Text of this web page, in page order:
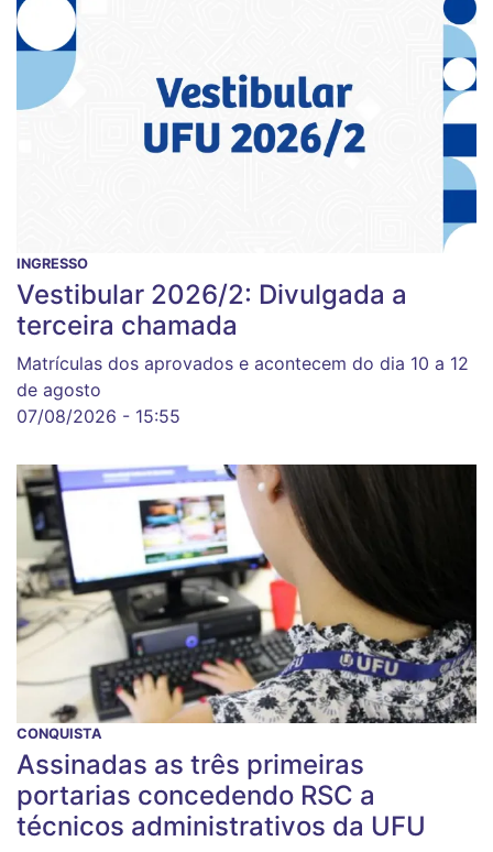
INGRESSO
Vestibular 2026/2: Divulgada a
terceira chamada
Matrículas dos aprovados e acontecem do dia 10 a 12
de agosto
07/08/2026 - 15:55
CONQUISTA
Assinadas as três primeiras
portarias concedendo RSC a
técnicos administrativos da UFU